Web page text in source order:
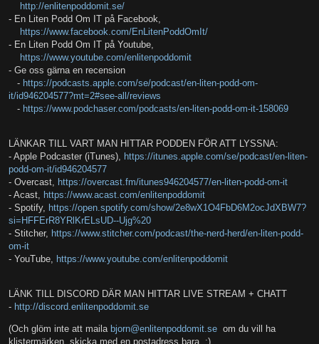
http://enlitenpoddomit.se/
- En Liten Podd Om IT på Facebook,
https://www.facebook.com/EnLitenPoddOmIt/
- En Liten Podd Om IT på Youtube,
https://www.youtube.com/enlitenpoddomit
- Ge oss gärna en recension
- https://podcasts.apple.com/se/podcast/en-liten-podd-om-
it/id946204577?mt=2#see-all/reviews
- https://www.podchaser.com/podcasts/en-liten-podd-om-it-158069
LÄNKAR TILL VART MAN HITTAR PODDEN FÖR ATT LYSSNA:
- Apple Podcaster (iTunes), https://itunes.apple.com/se/podcast/en-liten-
podd-om-it/id946204577
- Overcast, https://overcast.fm/itunes946204577/en-liten-podd-om-it
- Acast, https://www.acast.com/enlitenpoddomit
- Spotify, https://open.spotify.com/show/2e8wX1O4FbD6M2ocJdXBW7?
si=HFFErR8YRlKrELsUD--Ujg%20
- Stitcher, https://www.stitcher.com/podcast/the-nerd-herd/en-liten-podd-
om-it
- YouTube, https://www.youtube.com/enlitenpoddomit
LÄNK TILL DISCORD DÄR MAN HITTAR LIVE STREAM + CHATT
- http://discord.enlitenpoddomit.se
(Och glöm inte att maila bjorn@enlitenpoddomit.se om du vill ha
klistermärken, skicka med en postadress bara. :)